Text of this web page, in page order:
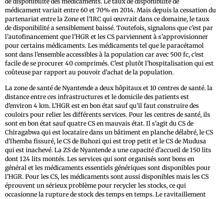
médicament variait entre 60 et 70% en 2014. Mais depuis la cessation du
partenariat entre la Zone et l’IRC qui œuvrait dans ce domaine, le taux
de disponibilité a sensiblement baissé. Toutefois, signalons que c’est par
l’autofinancement que l’HGR et les CS parviennent à s’approvisionner
pour certains médicaments. Les médicaments tel que le paracétamol
sont dans l’ensemble accessibles à la population car avec 500 fc, c’est
facile de se procurer 40 comprimés. C’est plutôt l’hospitalisation qui est
coûteuse par rapport au pouvoir d’achat de la population.
La zone de santé de Nyantende a deux hôpitaux et 10 centres de santé. la
distance entre ces infrastructures et le domicile des patients est
d’environ 4 km. L’HGR est en bon état sauf qu’il faut construire des
couloirs pour relier les différents services. Pour les centres de santé, ils
sont en bon état sauf quatre CS en mauvais état. Il s’agit du CS de
Chiragabwa qui est locataire dans un bâtiment en planche délabré, le CS
d’Ihemba fissuré, le CS de Buhozi qui est trop petit et le CS de Mudusa
qui est inachevé. La ZS de Nyantende a une capacité d’accueil de 150 lits
dont 124 lits montés. Les services qui sont organisés sont bons en
général et les médicaments essentiels génériques sont disponibles pour
l’HGR. Pour les CS, les médicaments sont aussi disponibles mais les CS
éprouvent un sérieux problème pour recycler les stocks, ce qui
occasionne la rupture de stock des temps en temps. Le ravitaillement